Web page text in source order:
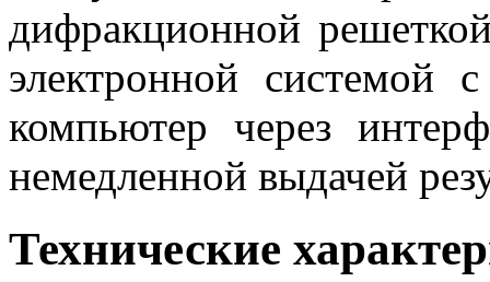
дифракционной
электронной системой
компьютер через
немедленной выдачей
Технические